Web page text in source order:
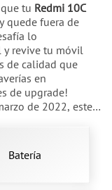
tu Redmi 10C
quede fuera de
lo
y revive tu móvil
de calidad que
en
de upgrade!
de 2022, este
merece piezas que
esencia intacta.
Batería